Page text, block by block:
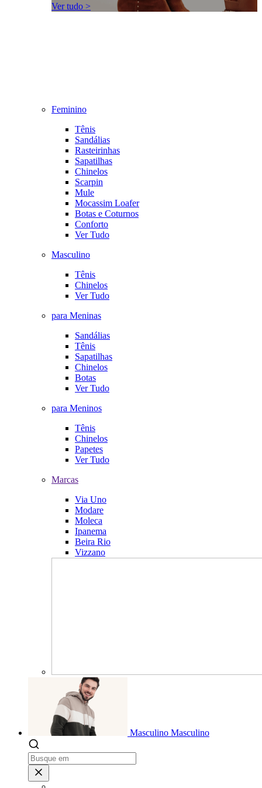
Ver tudo >
Feminino
Tênis
Sandálias
Rasteirinhas
Sapatilhas
Chinelos
Scarpin
Mule
Mocassim Loafer
Botas e Coturnos
Conforto
Ver Tudo
Masculino
Tênis
Chinelos
Ver Tudo
para Meninas
Sandálias
Tênis
Sapatilhas
Chinelos
Botas
Ver Tudo
para Meninos
Tênis
Chinelos
Papetes
Ver Tudo
Marcas
Via Uno
Modare
Moleca
Ipanema
Beira Rio
Vizzano
Masculino Masculino